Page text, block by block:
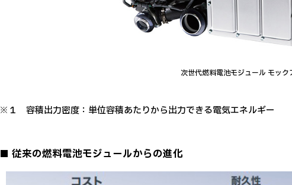
次世代燃料電池モジュール モック
※１ 容積出力密度：単位容積あたりから出力できる電気エネルギー
■ 従来の燃料電池モジュールからの進化